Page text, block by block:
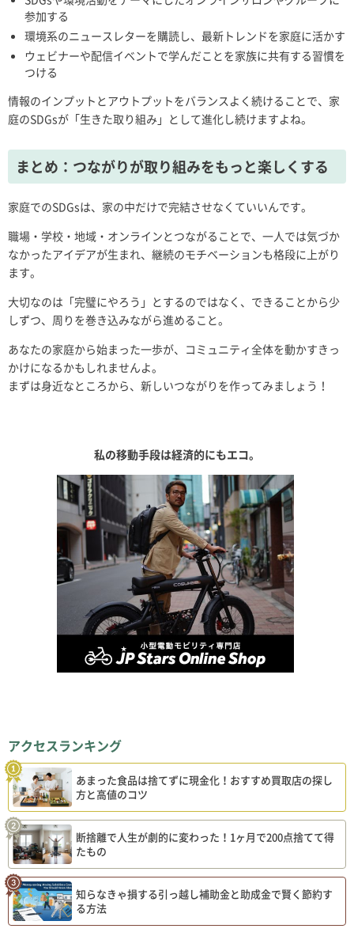
参加する
環境系のニュースレターを購読し、最新トレンドを家庭に活かす
ウェビナーや配信イベントで学んだことを家族に共有する習慣を
つける
情報のインプットとアウトプットをバランスよく続けることで、家
庭のSDGsが「生きた取り組み」として進化し続けますよね。
まとめ：つながりが取り組みをもっと楽しくする
家庭でのSDGsは、家の中だけで完結させなくていいんです。
職場・学校・地域・オンラインとつながることで、一人では気づか
なかったアイデアが生まれ、継続のモチベーションも格段に上がり
ます。
大切なのは「完璧にやろう」とするのではなく、できることから少
しずつ、周りを巻き込みながら進めること。
あなたの家庭から始まった一歩が、コミュニティ全体を動かすきっ
かけになるかもしれませんよ。
まずは身近なところから、新しいつながりを作ってみましょう！
私の移動手段は経済的にもエコ。
アクセスランキング
あまった食品は捨てずに現金化！おすすめ買取店の探し
方と高値のコツ
断捨離で人生が劇的に変わった！1ヶ月で200点捨てて得
たもの
知らなきゃ損する引っ越し補助金と助成金で賢く節約す
る方法